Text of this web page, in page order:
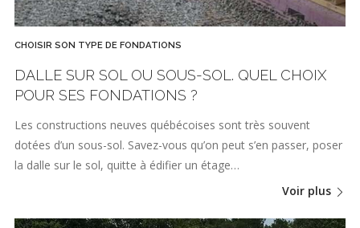
CHOISIR SON TYPE DE FONDATIONS
DALLE SUR SOL OU SOUS-SOL. QUEL CHOIX
POUR SES FONDATIONS ?
Les constructions neuves québécoises sont très souvent
dotées d’un sous-sol. Savez-vous qu’on peut s’en passer, poser
la dalle sur le sol, quitte à édifier un étage…
Voir plus